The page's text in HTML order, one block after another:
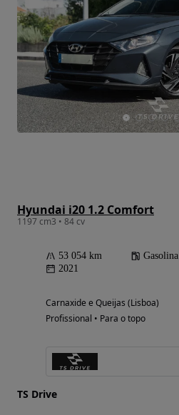
Hyundai i20 1.2 Comfort
1197 cm3 • 84 cv
53 054 km Gasolina
2021
Carnaxide e Queijas (Lisboa)
Profissional • Para o topo
TS Drive